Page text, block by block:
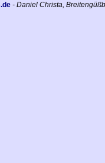
- Daniel Christa,